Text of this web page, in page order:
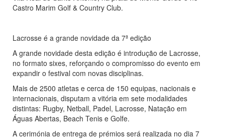
Castro Marim Golf & Country Club.
Lacrosse é a grande novidade da 7ª edição
A grande novidade desta edição é introdução de Lacrosse,
no formato sixes, reforçando o compromisso do evento em
expandir o festival com novas disciplinas.
Mais de 2500 atletas e cerca de 150 equipas, nacionais e
internacionais, disputam a vitória em sete modalidades
distintas: Rugby, Netball, Padel, Lacrosse, Natação em
Águas Abertas, Beach Tenis e Golfe.
A cerimónia de entrega de prémios será realizada no dia 7